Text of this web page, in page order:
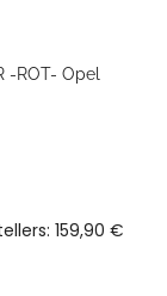
-ROT- Opel
: 159,90 €